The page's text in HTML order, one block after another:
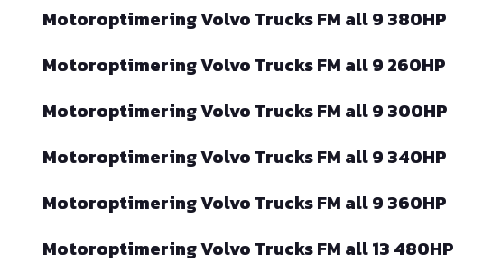
Motoroptimering Volvo Trucks FM all 9 380HP
Motoroptimering Volvo Trucks FM all 9 260HP
Motoroptimering Volvo Trucks FM all 9 300HP
Motoroptimering Volvo Trucks FM all 9 340HP
Motoroptimering Volvo Trucks FM all 9 360HP
Motoroptimering Volvo Trucks FM all 13 480HP